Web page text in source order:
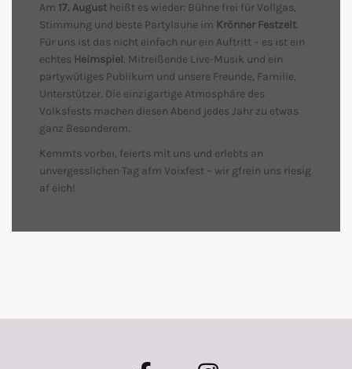
Am 17. August heißt es wieder: Bühne frei für Vollgas,
Stimmung und beste Partylaune im Krönner Festzelt.
Für uns ist das nicht einfach nur ein Auftritt – es ist ein
echtes Heimspiel. Mitreißende Live-Musik und ein
partywütiges Publikum und unsere Freunde, Familie,
Unterstützer. Die einzigartige Atmosphäre des
Volksfests machen diesen Abend jedes Jahr zu etwas
ganz Besonderem.
Kemmts vorbei, feierts mit uns und erlebts an
unvergesslichen Tag afm Voixfest – wir gfrein uns riesig
af eich!